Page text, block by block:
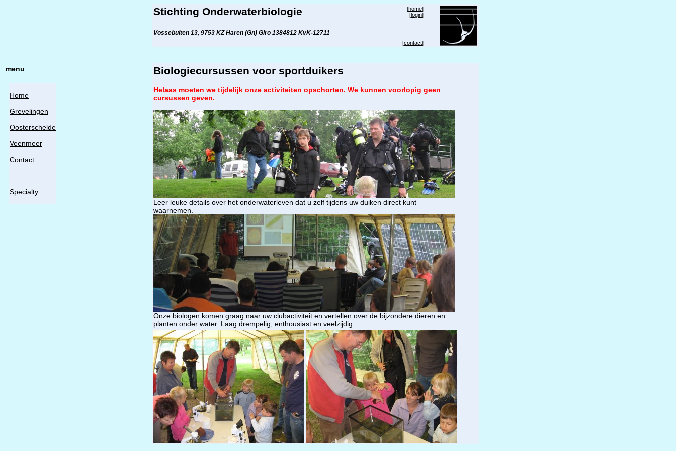
Stichting Onderwaterbiologie [home]
[login]
Vossebulten 13, 9753 KZ Haren (Gn) Giro 1384812 KvK-12711
[contact]
menu
Home
Grevelingen
Oosterschelde
Veenmeer
Contact
Specialty
Biologiecursussen voor sportduikers
Helaas moeten we tijdelijk onze activiteiten opschorten. We kunnen voorlopig geen
cursussen geven.
Leer leuke details over het onderwaterleven dat u zelf tijdens uw duiken direct kunt
waarnemen.
Onze biologen komen graag naar uw clubactiviteit en vertellen over de bijzondere dieren en
planten onder water. Laag drempelig, enthousiast en veelzijdig.